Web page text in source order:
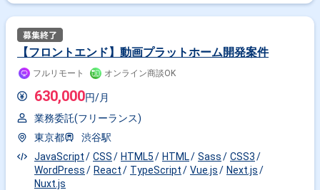
【フロントエンド】動画プラットホーム開発案件
フルリモート オンライン商談OK
630,000円/月
業務委託(フリーランス)
東京都
渋谷駅
JavaScript
CSS HTML5 HTML Sass
CSS3
WordPress
React TypeScript Vue.js
Next.js
Nuxt.js